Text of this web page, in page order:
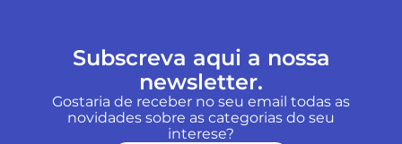
Subscreva aqui a nossa
newsletter.
Gostaria de receber no seu email todas as
novidades sobre as categorias do seu
interese?